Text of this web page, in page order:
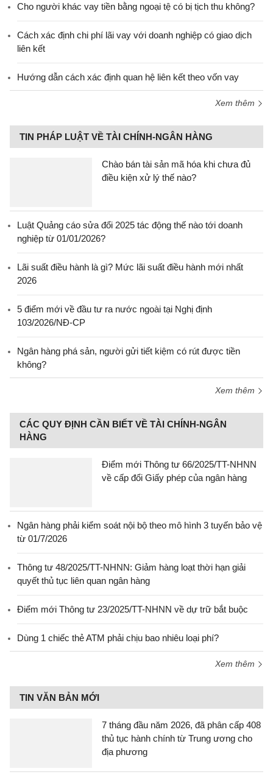
Cho người khác vay tiền bằng ngoại tệ có bị tịch thu không?
Cách xác định chi phí lãi vay với doanh nghiệp có giao dịch
liên kết
Hướng dẫn cách xác định quan hệ liên kết theo vốn vay
Xem thêm
TIN PHÁP LUẬT VỀ TÀI CHÍNH-NGÂN HÀNG
Chào bán tài sản mã hóa khi chưa đủ
điều kiện xử lý thế nào?
Luật Quảng cáo sửa đổi 2025 tác động thế nào tới doanh
nghiệp từ 01/01/2026?
Lãi suất điều hành là gì? Mức lãi suất điều hành mới nhất
2026
5 điểm mới về đầu tư ra nước ngoài tại Nghị định
103/2026/NĐ-CP
Ngân hàng phá sản, người gửi tiết kiệm có rút được tiền
không?
Xem thêm
CÁC QUY ĐỊNH CẦN BIẾT VỀ TÀI CHÍNH-NGÂN
HÀNG
Điểm mới Thông tư 66/2025/TT-NHNN
về cấp đổi Giấy phép của ngân hàng
Ngân hàng phải kiểm soát nội bộ theo mô hình 3 tuyến bảo vệ
từ 01/7/2026
Thông tư 48/2025/TT-NHNN: Giảm hàng loạt thời hạn giải
quyết thủ tục liên quan ngân hàng
Điểm mới Thông tư 23/2025/TT-NHNN về dự trữ bắt buộc
Dùng 1 chiếc thẻ ATM phải chịu bao nhiêu loại phí?
Xem thêm
TIN VĂN BẢN MỚI
7 tháng đầu năm 2026, đã phân cấp 408
thủ tục hành chính từ Trung ương cho
địa phương